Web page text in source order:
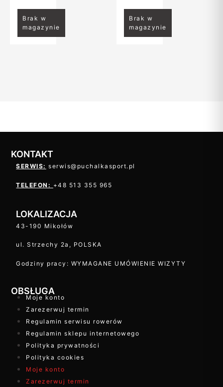
Brak w
magazynie
Brak w
magazynie
KONTAKT
SERWIS: serwis@puchalkasport.pl
TELEFON: +48 513 355 965
LOKALIZACJA
43-190 Mikołów
ul. Strzechy 2a, POLSKA
Godziny pracy: WYMAGANE UMÓWIENIE WIZYTY
OBSŁUGA
Moje konto
Zarezerwuj termin
Regulamin serwisu rowerów
Regulamin sklepu internetowego
Polityka prywatności
Polityka cookies
Moje konto
Zarezerwuj termin